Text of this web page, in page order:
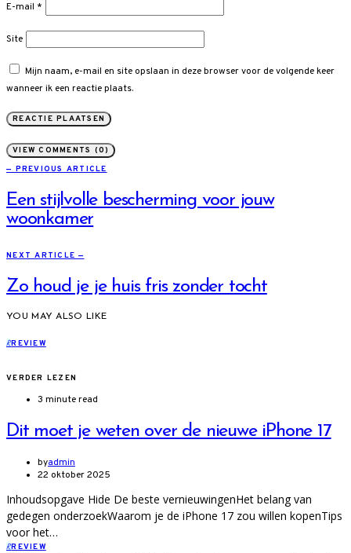
E-mail *
Site
Mijn naam, e-mail en site opslaan in deze browser voor de volgende keer
wanneer ik een reactie plaats.
VIEW COMMENTS (0)
— PREVIOUS ARTICLE
Een stijlvolle bescherming voor jouw
woonkamer
NEXT ARTICLE —
Zo houd je je huis fris zonder tocht
YOU MAY ALSO LIKE
RREVIEW
VERDER LEZEN
3 minute read
Dit moet je weten over de nieuwe iPhone 17
byadmin
22 oktober 2025
Inhoudsopgave Hide De beste vernieuwingenHet belang van
gedegen onderzoekWaarom je de iPhone 17 zou willen kopenTips
voor het…
RREVIEW